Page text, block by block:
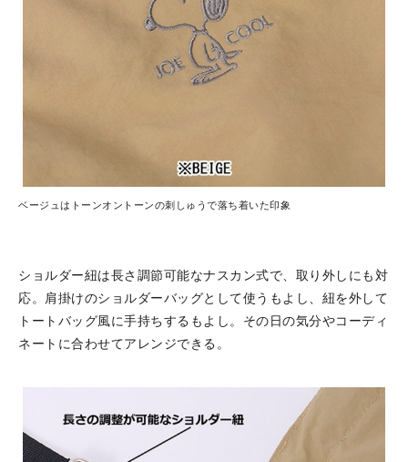
ベージュはトーンオントーンの刺しゅうで落ち着いた印象
ショルダー紐は長さ調節可能なナスカン式で、取り外しにも対
応。肩掛けのショルダーバッグとして使うもよし、紐を外して
トートバッグ風に手持ちするもよし。その日の気分やコーディ
ネートに合わせてアレンジできる。